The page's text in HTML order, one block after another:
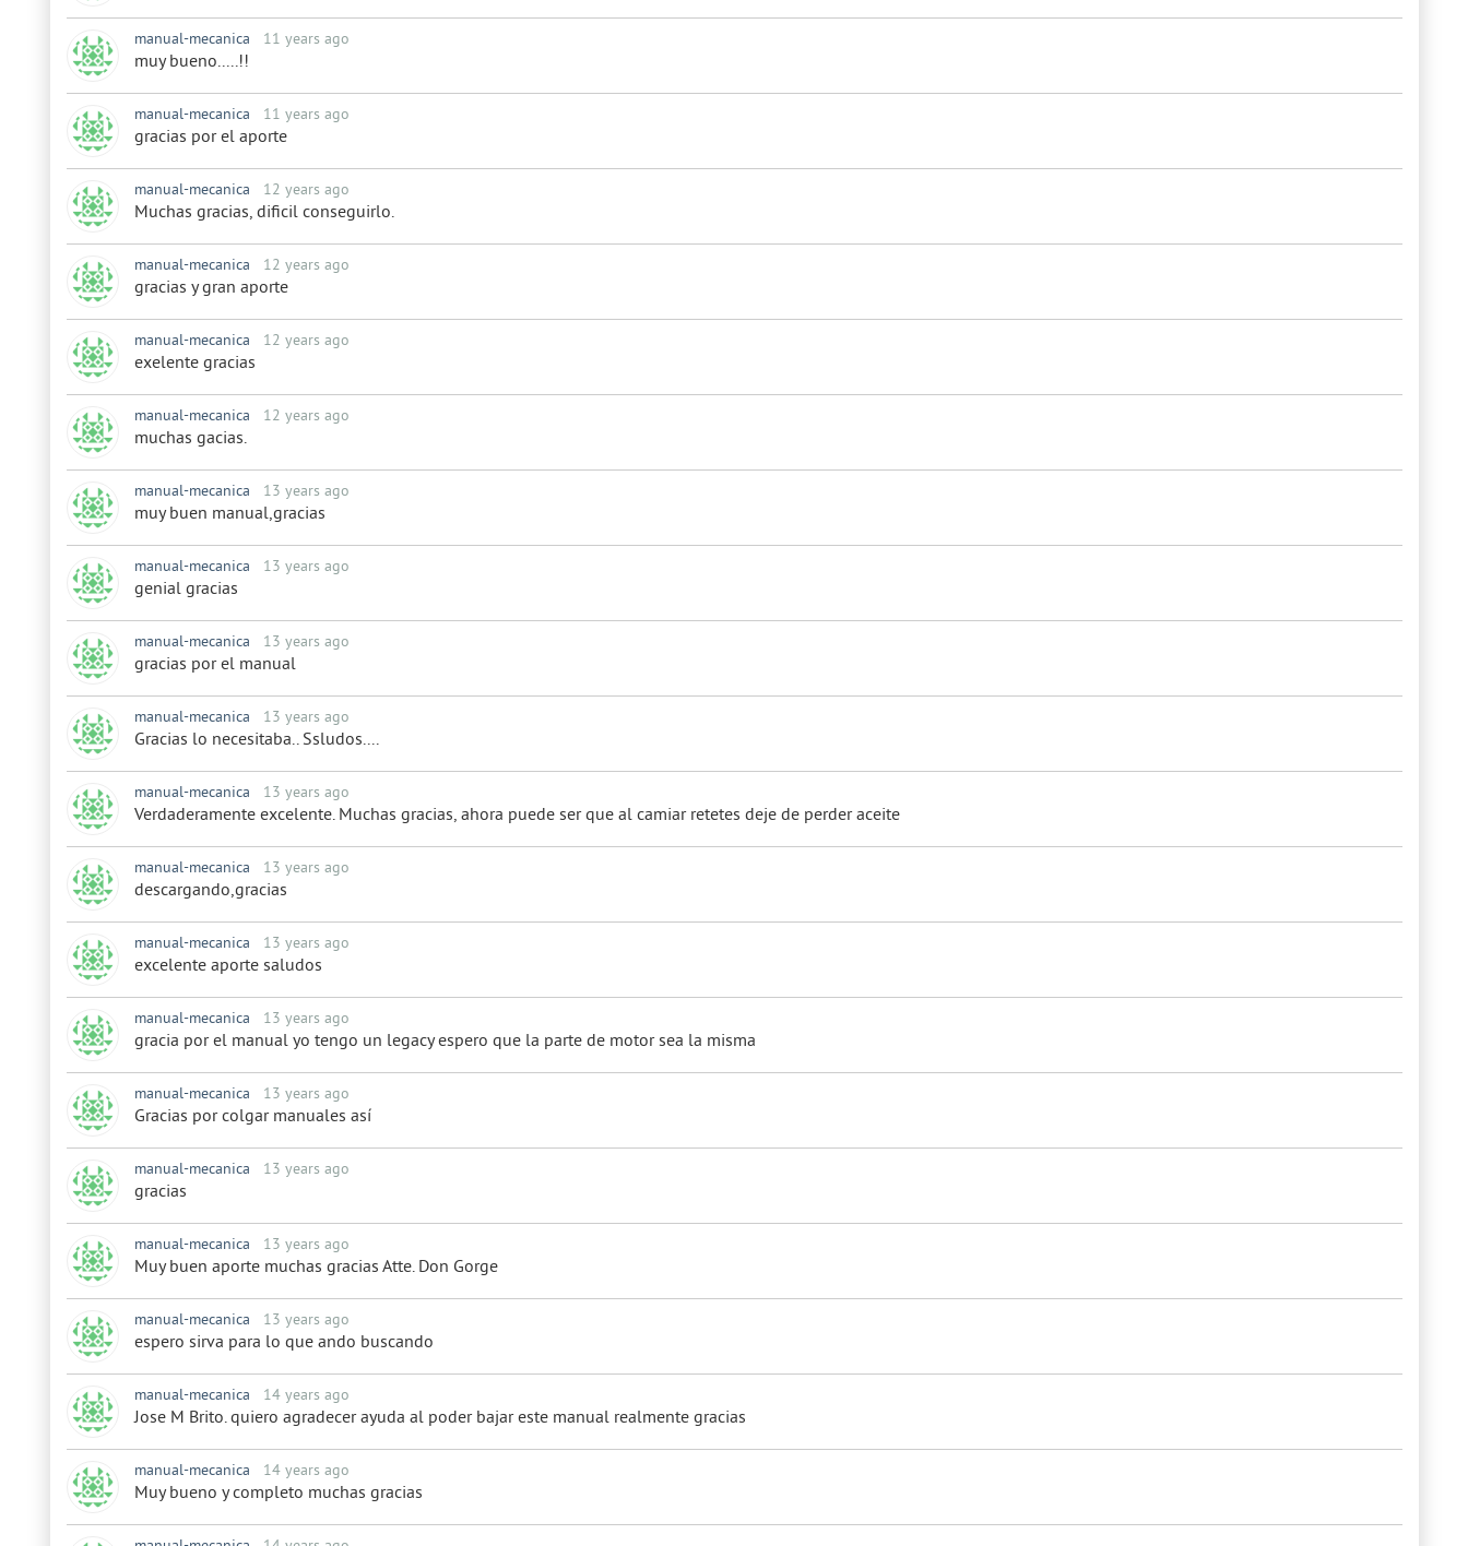
manual-mecanica 11 years ago
muy bueno.....!!
manual-mecanica 11 years ago
gracias por el aporte
manual-mecanica 12 years ago
Muchas gracias, dificil conseguirlo.
manual-mecanica 12 years ago
gracias y gran aporte
manual-mecanica 12 years ago
exelente gracias
manual-mecanica 12 years ago
muchas gacias.
manual-mecanica 13 years ago
muy buen manual,gracias
manual-mecanica 13 years ago
genial gracias
manual-mecanica 13 years ago
gracias por el manual
manual-mecanica 13 years ago
Gracias lo necesitaba.. Ssludos....
manual-mecanica 13 years ago
Verdaderamente excelente. Muchas gracias, ahora puede ser que al camiar retetes deje de perder aceite
manual-mecanica 13 years ago
descargando,gracias
manual-mecanica 13 years ago
excelente aporte saludos
manual-mecanica 13 years ago
gracia por el manual yo tengo un legacy espero que la parte de motor sea la misma
manual-mecanica 13 years ago
Gracias por colgar manuales así
manual-mecanica 13 years ago
gracias
manual-mecanica 13 years ago
Muy buen aporte muchas gracias Atte. Don Gorge
manual-mecanica 13 years ago
espero sirva para lo que ando buscando
manual-mecanica 14 years ago
Jose M Brito. quiero agradecer ayuda al poder bajar este manual realmente gracias
manual-mecanica 14 years ago
Muy bueno y completo muchas gracias